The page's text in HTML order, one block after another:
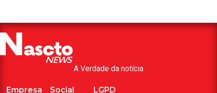
A Verdade da notícia
Empresa Social LGPD